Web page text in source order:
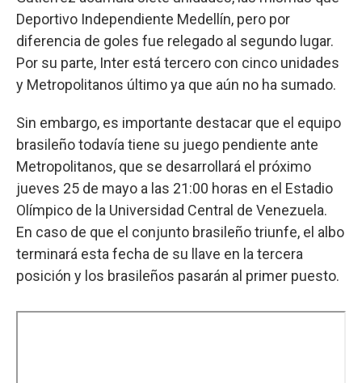
Deportivo Independiente Medellín, pero por
diferencia de goles fue relegado al segundo lugar.
Por su parte, Inter está tercero con cinco unidades
y Metropolitanos último ya que aún no ha sumado.
Sin embargo, es importante destacar que el equipo
brasileño todavía tiene su juego pendiente ante
Metropolitanos, que se desarrollará el próximo
jueves 25 de mayo a las 21:00 horas en el Estadio
Olímpico de la Universidad Central de Venezuela.
En caso de que el conjunto brasileño triunfe, el albo
terminará esta fecha de su llave en la tercera
posición y los brasileños pasarán al primer puesto.